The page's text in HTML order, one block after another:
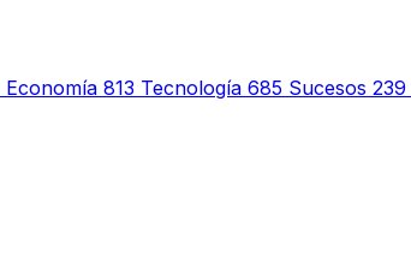
Economía 813 Tecnología 685 Sucesos 239